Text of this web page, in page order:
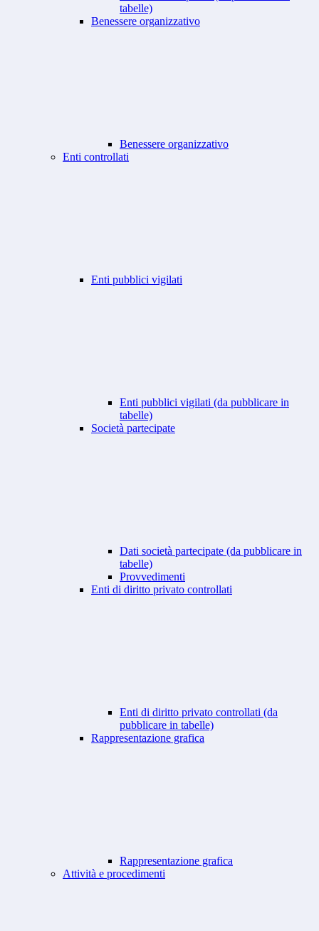
tabelle)
Benessere organizzativo
Benessere organizzativo
Enti controllati
Enti pubblici vigilati
Enti pubblici vigilati (da pubblicare in
tabelle)
Società partecipate
Dati società partecipate (da pubblicare in
tabelle)
Provvedimenti
Enti di diritto privato controllati
Enti di diritto privato controllati (da
pubblicare in tabelle)
Rappresentazione grafica
Rappresentazione grafica
Attività e procedimenti